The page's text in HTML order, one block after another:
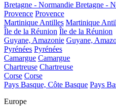
Bretagne - Normandie Bretagne -
Provence Provence
Martinique Antilles Martinique
Île de la Réunion Île de la Réunion
Guyane, Amazonie Guyane,
Pyrénées Pyrénées
Camargue Camargue
Chartreuse Chartreuse
Corse Corse
Pays Basque, Côte Basque Pays
Europe